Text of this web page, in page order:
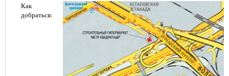
Как
добраться: